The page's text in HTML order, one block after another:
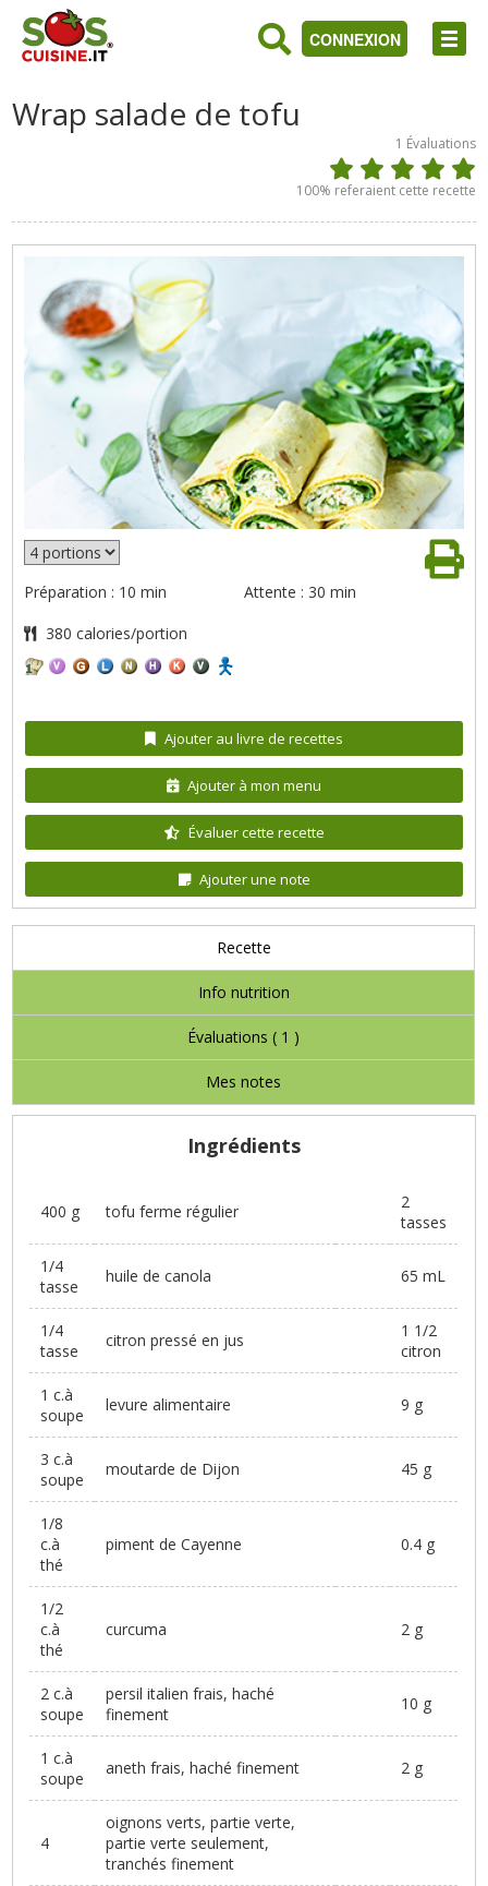
CONNEXION
Wrap salade de tofu
1 Évaluations
100% referaient cette recette
Préparation : 10 min Attente : 30 min
380 calories/portion
Ajouter au livre de recettes
Ajouter à mon menu
Évaluer cette recette
Ajouter une note
Recette
Info nutrition
Évaluations ( 1 )
Mes notes
Ingrédients
400 g tofu ferme régulier
2
tasses
1/4
tasse
huile de canola 65 mL
1/4
tasse
citron pressé en jus
1 1/2
citron
1 c.à
soupe
levure alimentaire 9 g
3 c.à
soupe
moutarde de Dijon 45 g
1/8
c.à
thé
piment de Cayenne 0.4 g
1/2
c.à
thé
curcuma 2 g
2 c.à
soupe
persil italien frais, haché
finement
10 g
1 c.à
soupe
aneth frais, haché finement 2 g
4
oignons verts, partie verte,
partie verte seulement,
tranchés finement